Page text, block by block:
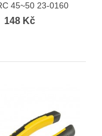
45~50 23-0160
148 Kč